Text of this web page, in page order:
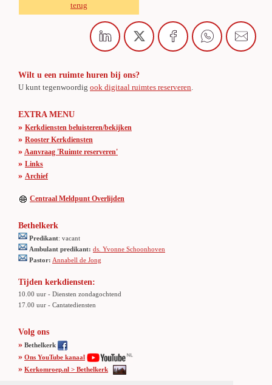
terug
Wilt u een ruimte huren bij ons?
U kunt tegenwoordig ook digitaal ruimtes reserveren
EXTRA MENU
» Kerkdiensten beluisteren/bekijken
» Rooster Kerkdiensten
» Aanvraag 'Ruimte reserveren'
» Links
» Archief
Centraal Meldpunt Overlijden
Bethelkerk
Predikant: vacant
Ambulant predikant: ds. Yvonne Schoonhoven
Pastor: Annabell de Jong
Tijden kerkdiensten:
10.00 uur - Diensten zondagochtend
17.00 uur - Cantatediensten
Volg ons
» Bethelkerk
» Ons YouTube kanaal
» Kerkomroep.nl > Bethelkerk